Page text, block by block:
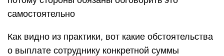
самостоятельно
Как видно из практики, вот какие обстоятельства
о выплате сотруднику конкретной суммы